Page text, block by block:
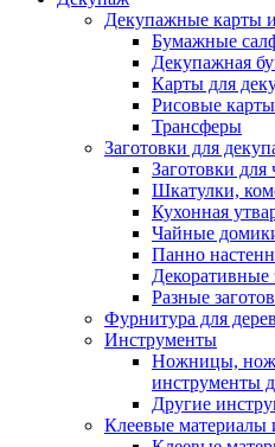
Декупажные карты
Бумажные
Декупажная
Карты для
Рисовые карты
Трансферы
Заготовки для
Заготовки для
Шкатулки,
Кухонная
Чайные
Панно
Декоративные
Разные
Фурнитура для
Инструменты
Ножницы,
инструменты
Другие
Клеевые материалы